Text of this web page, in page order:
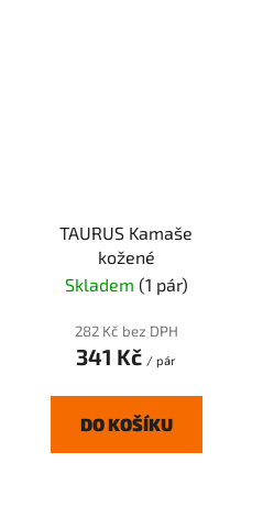
TAURUS Kamaše
kožené
Skladem (1 pár)
282 Kč bez DPH
341 Kč / pár
DO KOŠÍKU